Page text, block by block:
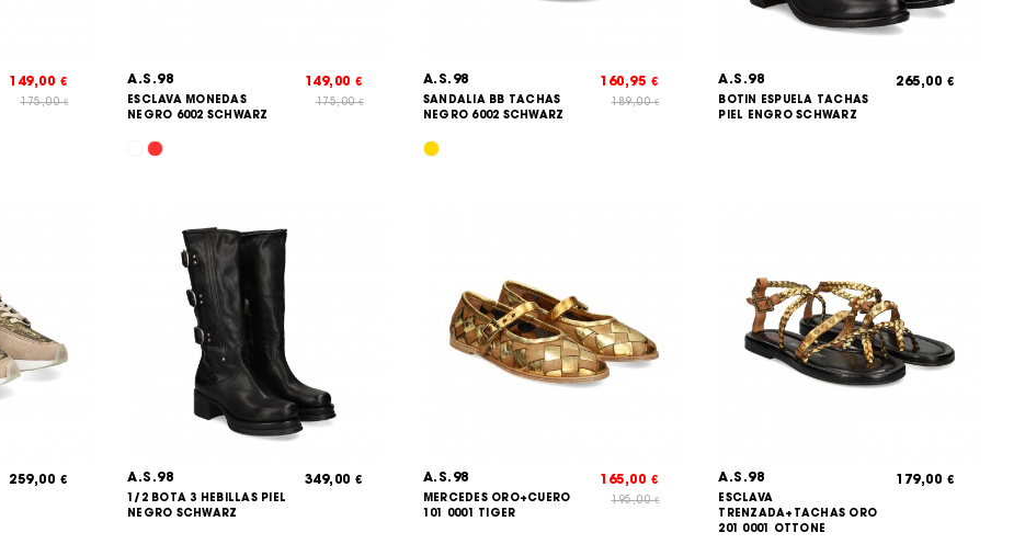
149,00 €
175,00€
A.S.98
ESCLAVA MONEDAS
NEGRO 6002 SCHWARZ
149,00€
175,00€
A.S.98
SANDALIA BB TACHAS
NEGRO 6002 SCHWARZ
160,95 €
189,00€
A.S.98
BOTIN ESPUELA TACHAS
PIEL ENGRO SCHWARZ
265,00 €
259,00 € A.S.98
1/2 BOTA 3 HEBILLAS PIEL
NEGRO SCHWARZ
349,00€ A.S.98
MERCEDES ORO+CUERO
101 0001 TIGER
165,00 €
195,00€
A.S.98
ESCLAVA
TRENZADA+TACHAS ORO
201 0001 OTTONE
179,00 €